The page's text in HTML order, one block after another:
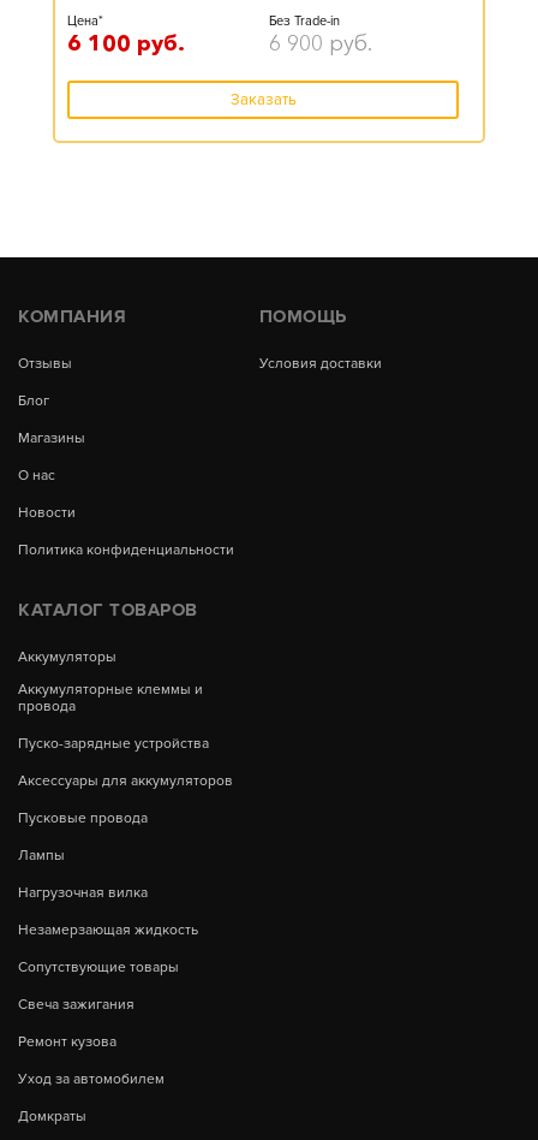
Цена*
6 100 руб.
Без Trade-in
6 900 руб.
Заказать
КОМПАНИЯ
Отзывы
Блог
Магазины
О нас
Новости
Политика конфиденциальности
ПОМОЩЬ
Условия доставки
КАТАЛОГ ТОВАРОВ
Аккумуляторы
Аккумуляторные клеммы и
провода
Пуско-зарядные устройства
Аксессуары для аккумуляторов
Пусковые провода
Лампы
Нагрузочная вилка
Незамерзающая жидкость
Сопутствующие товары
Свеча зажигания
Ремонт кузова
Уход за автомобилем
Домкраты